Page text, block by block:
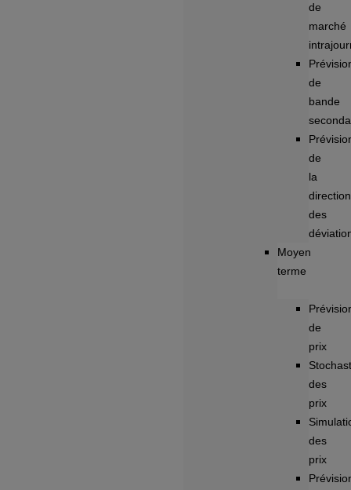
de
marché
de
bande
de
la
direction
des
Moyen
terme
de
prix
des
prix
des
prix